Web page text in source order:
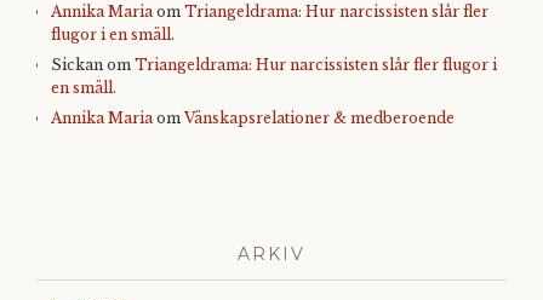
Annika Mariaom Triangeldrama: Hur narcissisten slår fler
flugor i en smäll.
Sickan om Triangeldrama: Hur narcissisten slår fler flugor i
en smäll.
Annika MariaomVänskapsrelationer & medberoende
ARKIV